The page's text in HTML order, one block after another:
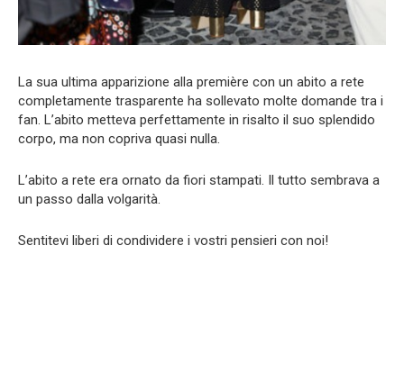
La sua ultima apparizione alla première con un abito a rete
completamente trasparente ha sollevato molte domande tra i
fan. L’abito metteva perfettamente in risalto il suo splendido
corpo, ma non copriva quasi nulla.
L’abito a rete era ornato da fiori stampati. Il tutto sembrava a
un passo dalla volgarità.
Sentitevi liberi di condividere i vostri pensieri con noi!